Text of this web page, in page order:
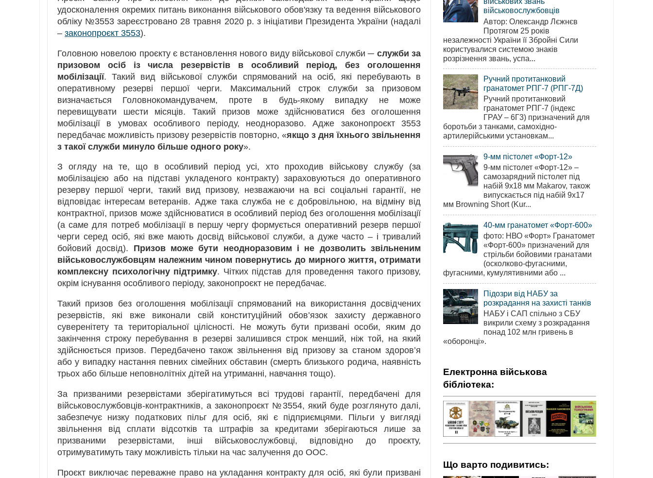
удосконалення окремих питань виконання військового обов'язку та ведення військового
обліку №3553 зареєстровано 28 травня 2020 р. з ініціативи Президента України (надалі
– законопроєкт 3553).
Головною новелою проєкту є встановлення нового виду військової служби ─ служби за
призовом осіб із числа резервістів в особливий період, без оголошення
мобілізації. Такий вид військової служби спрямований на осіб, які перебувають в
оперативному резерві першої черги. Максимальний строк служби за призовом
визначається Головнокомандувачем, проте в будь-якому випадку не може
перевищувати шести місяців. Такий призов може здійснюватися без оголошення
мобілізації в умовах особливого періоду, неодноразово. Адже законопроєкт 3553
передбачає можливість призову резервістів повторно, «якщо з дня їхнього звільнення
з такої служби минуло більше одного року».
З огляду на те, що в особливий період усі, хто проходив військову службу (за
мобілізацією або на підставі укладеного контракту) зараховуються до оперативного
резерву першої черги, такий вид призову, незважаючи на всі соціальні гарантії, не
відповідає інтересам ветеранів. Адже така служба не є добровільною, на відміну від
контрактної, призов може здійснюватися в особливий період без оголошення мобілізації
(а саме для потреб мобілізації в першу чергу формується оперативний резерв першої
черги серед осіб, які вже мають досвід військової служби, а дуже часто – і тривалий
бойовий досвід). Призов може бути неодноразовим і не дозволить звільненим
військовослужбовцям належним чином повернутись до мирного життя, отримати
комплексну психологічну підтримку. Чітких підстав для проведення такого призову,
окрім існування особливого періоду, законопроєкт не передбачає.
Такий призов без оголошення мобілізації спрямований на використання досвідчених
резервістів, які вже виконали свій конституційний обов’язок захисту державного
суверенітету та територіальної цілісності. Не можуть бути призвані особи, яким до
закінчення строку перебування в резерві залишився строк менший, ніж той, на який
здійснюється призов. Передбачено також звільнення від призову за станом здоров’я
або у випадку настання певних сімейних обставин (смерть близького родича, наявність
трьох або більше неповнолітніх дітей на утриманні, навчання тощо).
За призваними резервістами зберігатимуться всі трудові гарантії, передбачені для
військовослужбовців-контрактників, а законопроєкт №3554, який буде розглянуто далі,
забезпечує низку податкових пільг для осіб, які є підприємцями. Пільги у вигляді
звільнення від сплати відсотків та штрафів за кредитами зберігаються лише за
призваними резервістами, інші військовослужбовці, відповідно до проєкту,
отримуватимуть таку можливість тільки на час залучення до ООС.
Проєкт виключає переважне право на укладання контракту для осіб, які були призвані
військовослужбовців
Автор: Олександр Лєжнєв
Протягом 25 років
незалежності України її Збройні Сили
користувалися системою знаків
розрізнення звань, успа...
Ручний протитанковий
гранатомет РПГ-7 (РПГ-7Д)
Ручний протитанковий
гранатомет РПГ-7 (індекс
ГРАУ – 6Г3) призначений для
боротьби з танками, самохідно-
артилерійськими установкам...
9-мм пістолет «Форт-12»
9-мм пістолет «Форт-12» –
самозарядний пістолет під
набій 9х18 мм Makarov, також
випускається під набій 9х17
мм Browning Short (Kur...
40-мм гранатомет «Форт-600»
фото: НВО «Форт» Гранатомет
«Форт-600» призначений для
стрільби бойовими гранатами
(осколково-фугасними,
фугасними, кумулятивними або ...
Підозри від НАБУ за
розкрадання на захисті танків
НАБУ і САП спільно з СБУ
викрили схему з розкрадання
понад 102 млн гривень в
«оборонці».
Електронна військова
бібліотека:
Що варто подивитись: